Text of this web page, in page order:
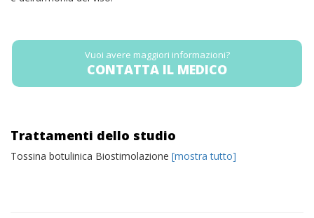
Vuoi avere maggiori informazioni?
CONTATTA IL MEDICO
Trattamenti dello studio
Tossina botulinica Biostimolazione [mostra tutto]